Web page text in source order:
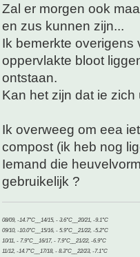
Zal er morgen ook
en zus kunnen zijn...
Ik bemerkte overigens
oppervlakte bloot
ontstaan.
Kan het zijn dat ie
Ik overweeg om eea
compost (ik heb nog
Iemand die
gebruikelijk ?
08/09, -14.7°C__14/15, - 3.6°C__20/21, -9.1°C
09/10, -10.0°C__15/16, - 5.9°C__21/22, -5.2°C
10/11, - 7.9°C__16/17, - 7.9°C__21/22, -6.9°C
11/12, -14.7°C__17/18, - 8.3°C__22/23, -7.1°C